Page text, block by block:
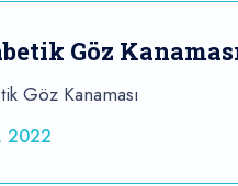
Göz
Göz Kanaması
2022